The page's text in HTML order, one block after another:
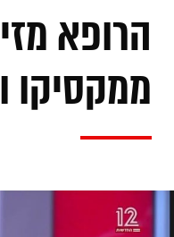
הרופא
ממקסיקו